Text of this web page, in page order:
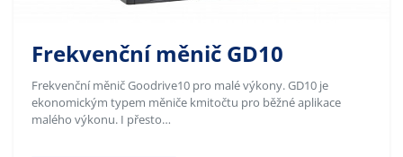
Frekvenční měnič GD10
Frekvenční měnič Goodrive10 pro malé výkony. GD10 je
ekonomickým typem měniče kmitočtu pro běžné aplikace
malého výkonu. I přesto…